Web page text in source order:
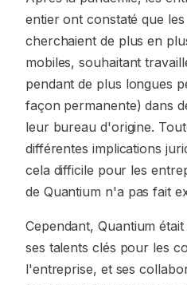
entier ont constaté que
cherchaient de plus en
mobiles, souhaitant
pendant de plus longues
façon permanente) dans
leur bureau d'origine.
différentes implications
cela difficile pour les
de Quantium n'a pas fait
Cependant, Quantium
ses talents clés pour les
l'entreprise, et ses